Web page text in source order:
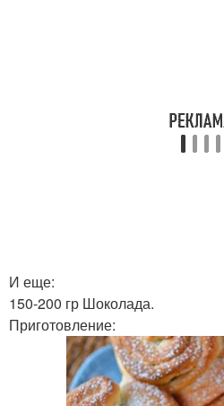
И еще:
150-200 гр Шоколада.
Приготовление: